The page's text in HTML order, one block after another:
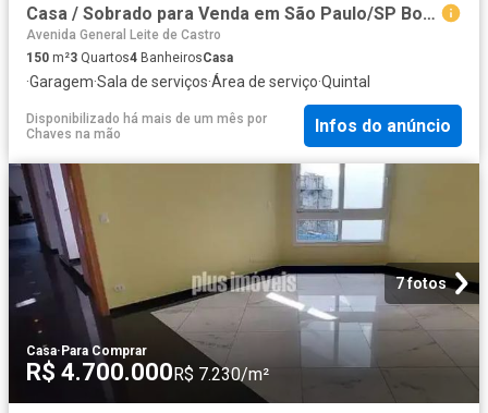
Casa / Sobrado para Venda em São Paulo/SP Bosque da Saúde 3 Quartos
Avenida General Leite de Castro
150 m²3 Quartos4 BanheirosCasa
·Garagem·Sala de serviços·Área de serviço·Quintal
Disponibilizado há mais de um mês por
Chaves na mão
Infos do anúncio
7 fotos
Casa·Para Comprar
R$ 4.700.000R$ 7.230/m²